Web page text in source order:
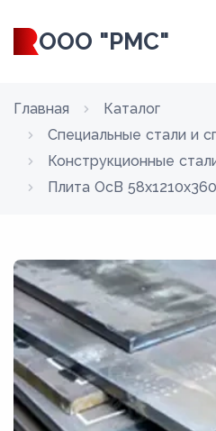
ООО "РМС"
Главная
Каталог
Специальные стали и
Конструкционные
Плита ОсВ